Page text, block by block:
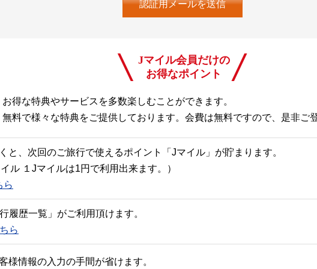
Jマイル会員だけの
お得なポイント
得な特典やサービスを多数楽しむことができます。
料で様々な特典をご提供しております。会費は無料ですので、是非ご
と、次回のご旅行で使えるポイント「Jマイル」が貯まります。
ル １Jマイルは1円で利用出来ます。）
ら
履歴一覧」がご利用頂けます。
ら
様情報の入力の手間が省けます。